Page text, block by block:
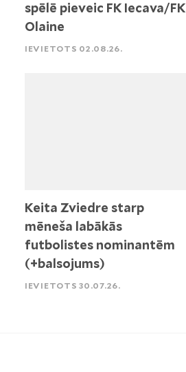
spēlē pieveic FK Iecava/FK
Olaine
IEVIETOTS 02.08.26.
Keita Zviedre starp
mēneša labākās
futbolistes nominantēm
(+balsojums)
IEVIETOTS 30.07.26.